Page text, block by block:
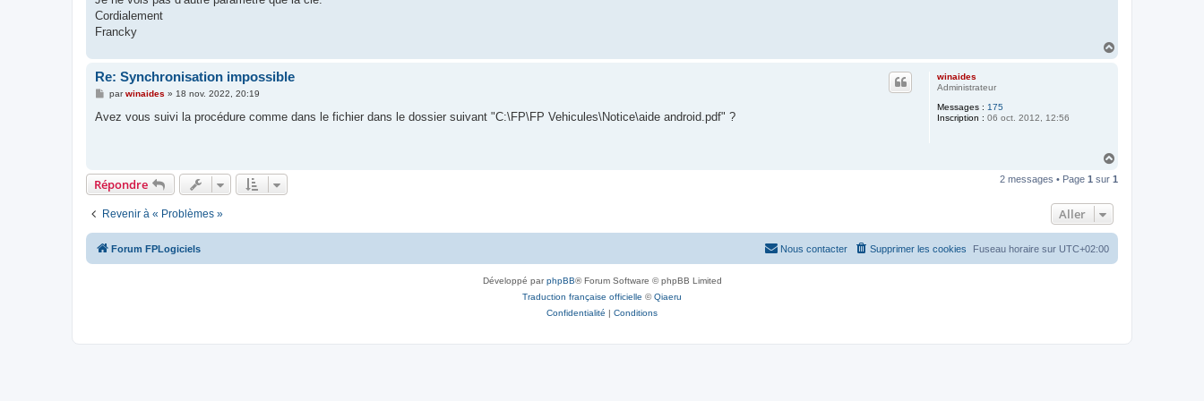
Cordialement
Francky
a
winaides
Administrateur
Messages : 175
Inscription : 06 oct. 2012, 12:56
Re: Synchronisation impossible
M
s
parwinaides » 18 nov. 2022, 20:19
Avez vous suivi la procédure comme dans le fichier dans le dossier suivant "C:\FP\FP Vehicules\Notice\aide android.pdf" ?
u
Répondre 2 messages • Page 1 sur 1
Revenir à « Problèmes » Aller
Forum FPLogiciels Fuseau horaire sur UTC+02:00
Supprimer les cookies
Nous contacter
Développé parphpBB® Forum Software © phpBB Limited
Traduction française officielle ©Qiaeru
Confidentialité | Conditions